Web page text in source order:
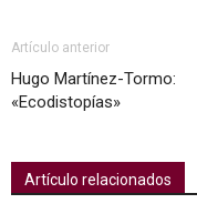
Artículo anterior
Hugo Martínez-Tormo:
«Ecodistopías»
Artículo relacionados